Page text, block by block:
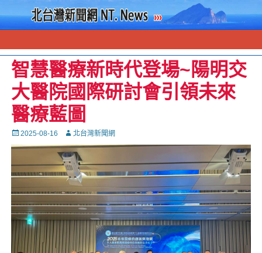
智慧醫療新時代登場~陽明交
大醫院國際研討會引領未來
醫療藍圖
Posted
on
2025-08-16 Autor北台灣新聞網